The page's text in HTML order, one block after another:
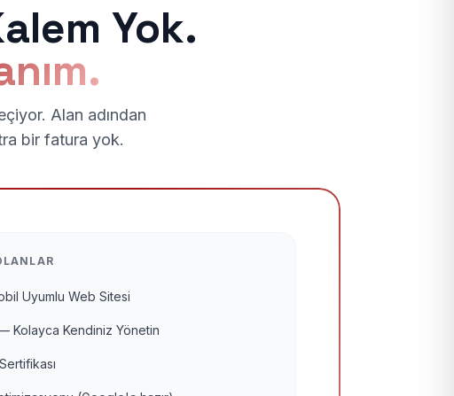
Yok.
Alan adından
bir fatura yok.
Uyumlu Web Sitesi
Kolayca Kendiniz Yönetin